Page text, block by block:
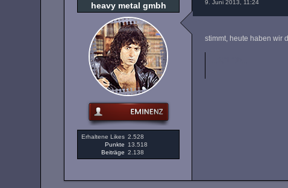
heavy metal gmbh
Erhaltene Likes 2.528
Punkte
13.518
Beiträge 2.138
9. Juni 2013, 11:24
stimmt, heute haben wir